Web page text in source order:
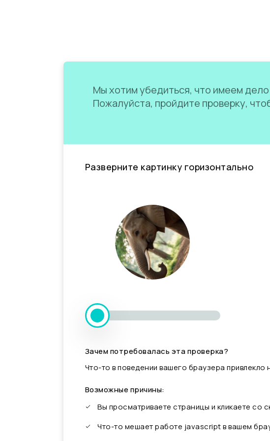
Мы хотим убедиться, что имеем
Пожалуйста, пройдите проверку,
Разверните картинку горизонтально
Зачем потребовалась эта проверка?
Что-то в поведении вашего браузера привлекло
Возможные причины:
Вы просматриваете страницы и кликаете
Что-то мешает работе javascript в вашем